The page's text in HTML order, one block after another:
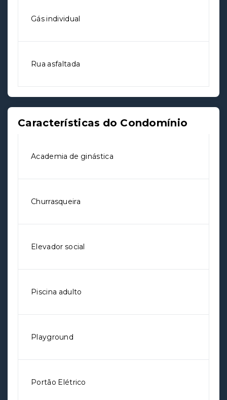
Gás individual
Rua asfaltada
Características do Condomínio
Academia de ginástica
Churrasqueira
Elevador social
Piscina adulto
Playground
Portão Elétrico